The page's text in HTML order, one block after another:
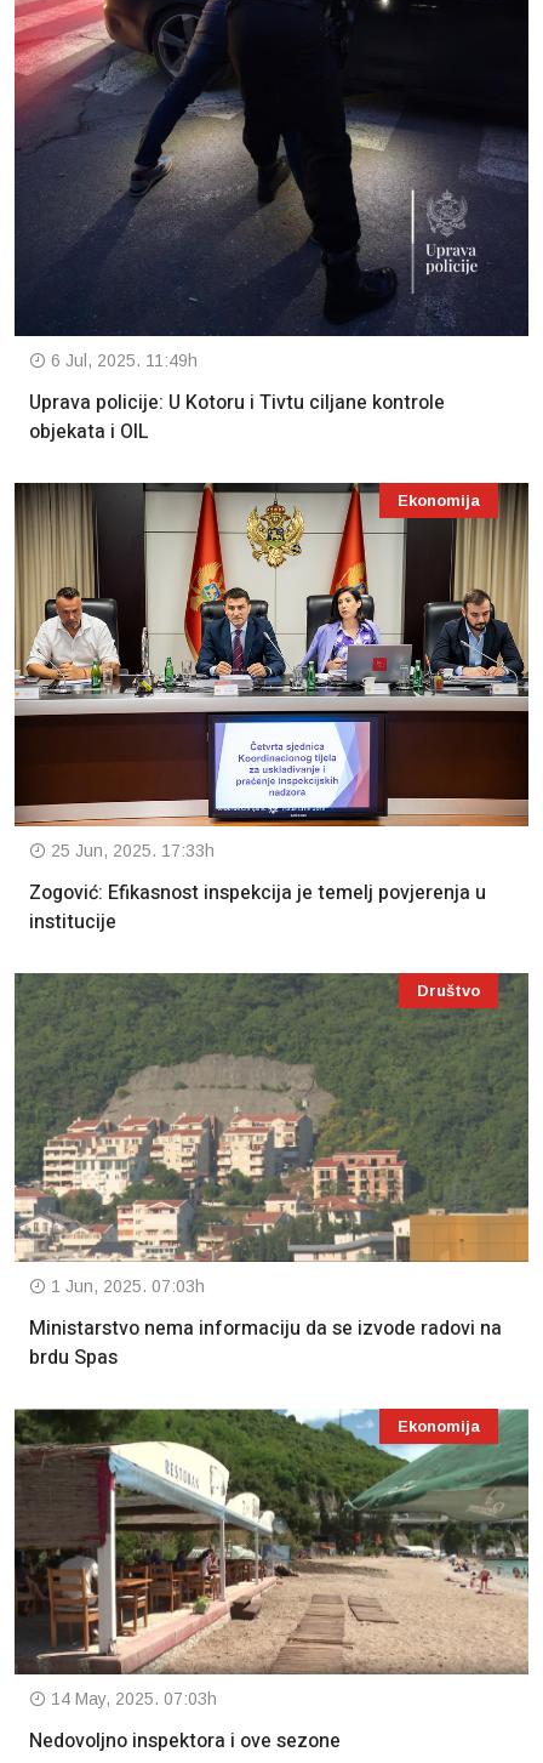
6 Jul, 2025. 11:49h
Uprava policije: U Kotoru i Tivtu ciljane kontrole
objekata i OIL
Ekonomija
25 Jun, 2025. 17:33h
Zogović: Efikasnost inspekcija je temelj povjerenja u
institucije
Društvo
1 Jun, 2025. 07:03h
Ministarstvo nema informaciju da se izvode radovi na
brdu Spas
Ekonomija
14 May, 2025. 07:03h
Nedovoljno inspektora i ove sezone